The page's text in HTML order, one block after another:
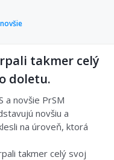
takmer celý
doletu.
a novšie PrSM
novšiu a
na úroveň, ktorá
takmer celý svoj